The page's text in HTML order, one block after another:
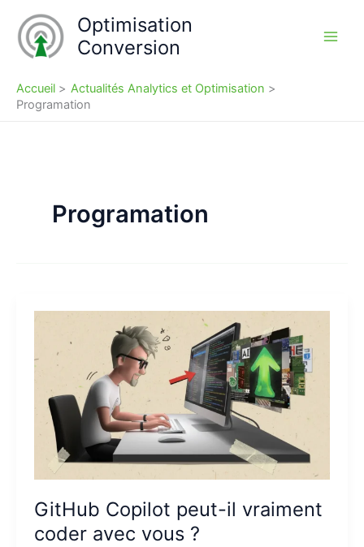
contenu
Optimisation
Conversion
Accueil
Actualités Analytics et Optimisation
Programation
Programation
GitHub Copilot peut-il vraiment
coder avec vous ?